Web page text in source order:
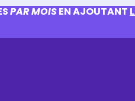
PAR MOISEN AJOUTANT